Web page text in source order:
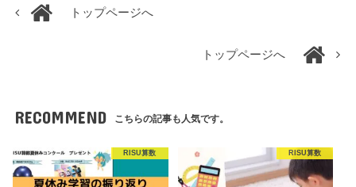
トップページへ
トップページへ
RECOMMEND こちらの記事も人気です。
RISU算数 RISU算数